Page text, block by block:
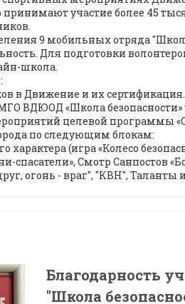
принимают участие более 45
9 мобильных отряда
Для подготовки
школа.
в Движение и их сертификация.
ВДЮОД «Школа
целевой программы
по следующим блокам:
характера (игра «Колесо
спасатели», Смотр Санпостов
огонь - враг", "КВН", Таланты
Благодарность
"Школа